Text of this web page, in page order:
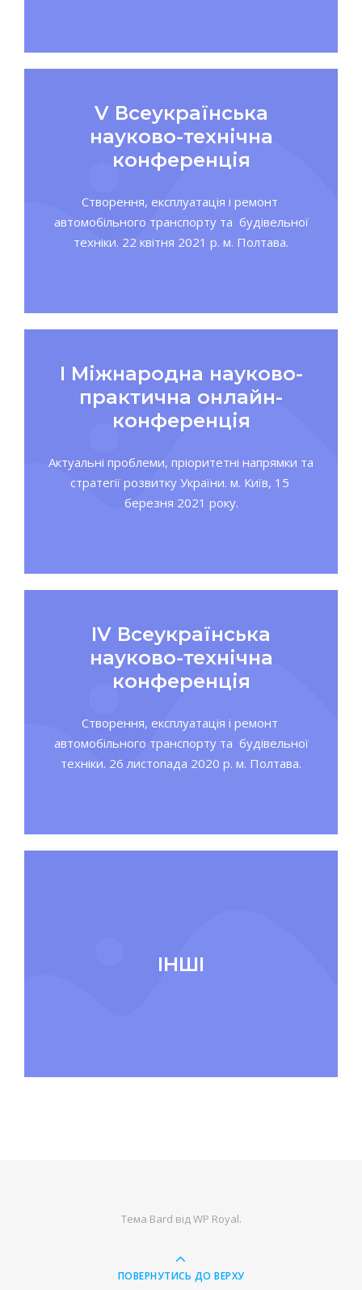
V Всеукраїнська
науково-технічна
конференція
Створення, експлуатація і ремонт
автомобільного транспорту та будівельної
техніки. 22 квітня 2021 р. м. Полтава.
І Міжнародна науково-
практична онлайн-
конференція
Актуальні проблеми, пріоритетні напрямки та
стратегії розвитку України. м. Київ, 15
березня 2021 року.
ІV Всеукраїнська
науково-технічна
конференція
Створення, експлуатація і ремонт
автомобільного транспорту та будівельної
техніки. 26 листопада 2020 р. м. Полтава.
ІНШІ
Тема Bard відWP Royal.
ПОВЕРНУТИСЬ ДО ВЕРХУ